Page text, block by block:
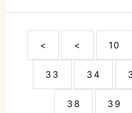
< < 10
33 34
38 39